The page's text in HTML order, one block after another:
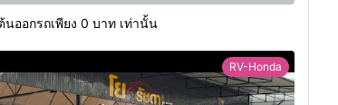
นออกรถเพียง 0 บาท เท่านั้น
RV-Honda